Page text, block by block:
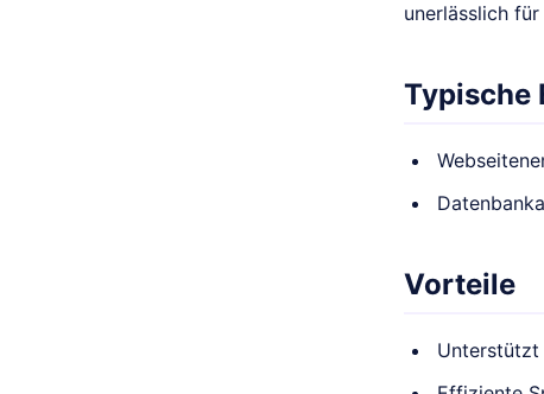
unerlässlich
Typische
Vorteile
Unterstützt